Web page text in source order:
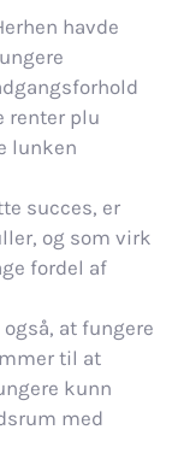
havde
renter plu
lunken
succes, er
og som virk
fordel af
at fungere
til at
kunn
med